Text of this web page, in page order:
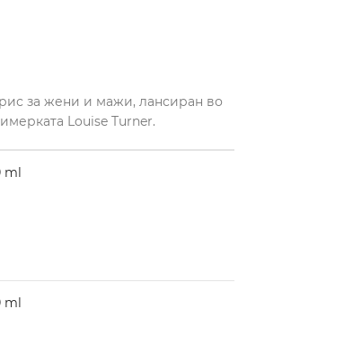
за жени и мажи, лансиран во
Louise Turner.
ml
ml